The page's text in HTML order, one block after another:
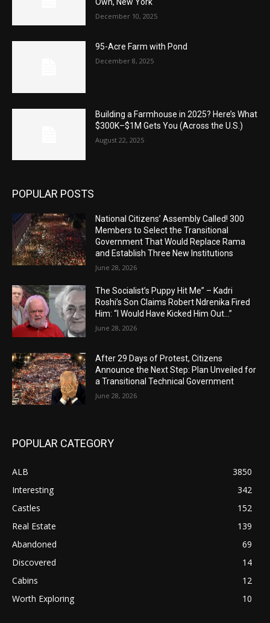
Own, New York
December 10, 2025
95-Acre Farm with Pond
December 8, 2025
Building a Farmhouse in 2025? Here’s What
$300K–$1M Gets You (Across the U.S.)
August 22, 2025
POPULAR POSTS
National Citizens’ Assembly Called! 300
Members to Select the Transitional
Government That Would Replace Rama
and Establish Three New Institutions
June 28, 2026
The Socialist’s Puppy Hit Me” – Kadri
Roshi’s Son Claims Robert Ndrenika Fired
Him: “I Would Have Kicked Him Out…”
June 28, 2026
After 29 Days of Protest, Citizens
Announce the Next Step: Plan Unveiled for
a Transitional Technical Government
June 28, 2026
POPULAR CATEGORY
ALB
3850
Interesting
342
Castles
152
Real Estate
139
Abandoned
69
Discovered
14
Cabins
12
Worth Exploring
10